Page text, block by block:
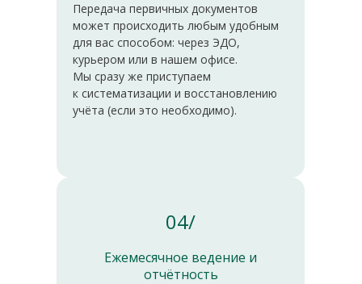
Передача первичных документов
может происходить любым удобным
для вас способом: через ЭДО,
курьером или в нашем офисе.
Мы сразу же приступаем
к систематизации и восстановлению
учёта (если это необходимо).
04/
Ежемесячное ведение и
отчётность